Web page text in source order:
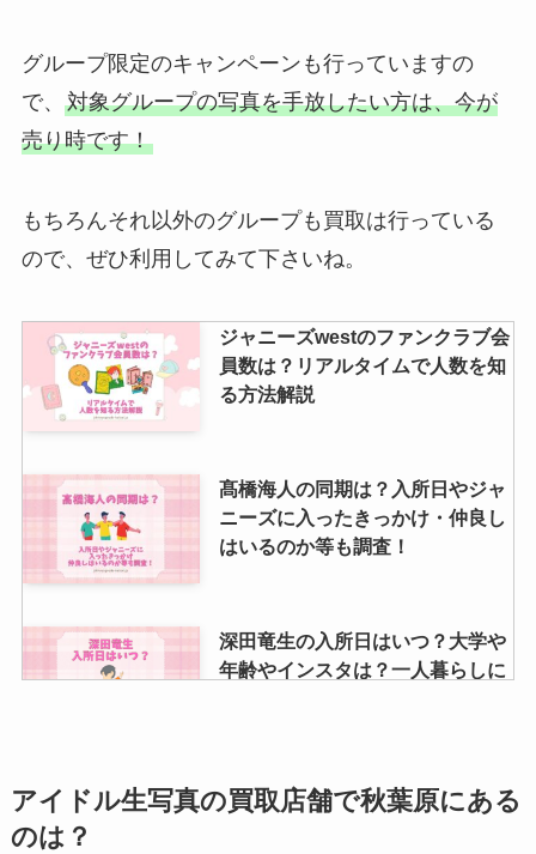
グループ限定のキャンペーンも行っていますの
で、 対象グループの写真を手放したい方は、今が
売り時です！
もちろんそれ以外のグループも買取は行っている
ので、ぜひ利用してみて下さいね。
ジャニーズwestのファンクラブ会
員数は？リアルタイムで人数を知
る方法解説
髙橋海人の同期は？入所日やジャ
ニーズに入ったきっかけ・仲良し
はいるのか等も調査！
深田竜生の入所日はいつ？大学や
年齢やインスタは？一人暮らしに
速攻ブルーベリーがジャニオタの
アイドル生写真の買取店舗で秋葉原にある
のは？